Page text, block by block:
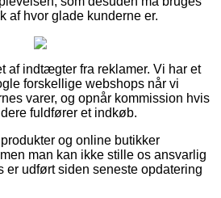
af hvor glade kunderne er.
af indtægter fra reklamer. Vi har et
forskellige webshops når vi
varer, og opnår kommission hvis
fuldfører et indkøb.
og online butikker
man kan ikke stille os ansvarlig
er udført siden seneste opdatering